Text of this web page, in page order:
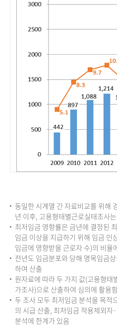
동일한 시계열 간 자료비교를 위해
년 이후, 고용형태별근로실태조사
최저임금 영향률은 금년에 결정된
임금 이상을 지급하기 위해 임금 인
임금에 영향받을 근로자 수)의 비율
전년도 임금분포와 당해 명목임금
하여 산출
원자료에 따라 두 가지 값(고용형
가조사)으로 산출하여 심의에 활용
두 조사 모두 최저임금 분석을 목적
의 시급 산출, 최저임금 적용제외
분석에 한계가 있음